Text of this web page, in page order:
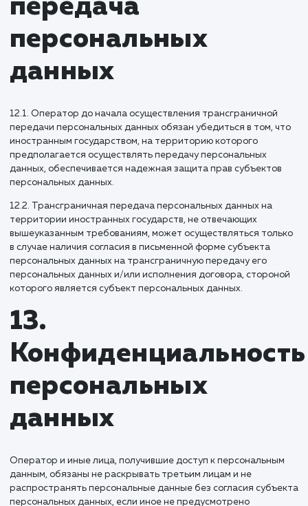
своевременно ознакомиться с указанными документами.
Оператор не несет ответственность за действия
в том числе указанных в настоящем пункте поставщиков
10.6. Установленные субъектом персональных данных
запреты на передачу (кроме предоставления доступа), а
доступа) персональных данных, разрешенных для
распространения, не действуют в случаях обработки
персональных данных в государственных, общественных
иных публичных интересах, определенных
законодательством РФ.
обеспечивает конфиденциальность персональных
10.8. Оператор осуществляет хранение персональных
персональных данных, не дольше, чем этого требуют
обработки персональных данных, если срок хранения
договором, стороной которого, выгодоприобретателем
поручителем по которому является субъект
данных.
данных может являться достижение целей обработки
субъекта персональных данных или отзыв согласия
11. Перечень